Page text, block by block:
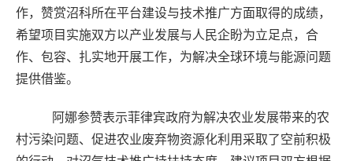
作，赞赏沼科所在平台建设与技术推广方面取得的成绩，
希望项目实施双方以产业发展与人民企盼为立足点，合
作、包容、扎实地开展工作，为解决全球环境与能源问题
提供借鉴。
阿娜参赞表示菲律宾政府为解决农业发展带来的农
村污染问题、促进农业废弃物资源化利用采取了空前积极